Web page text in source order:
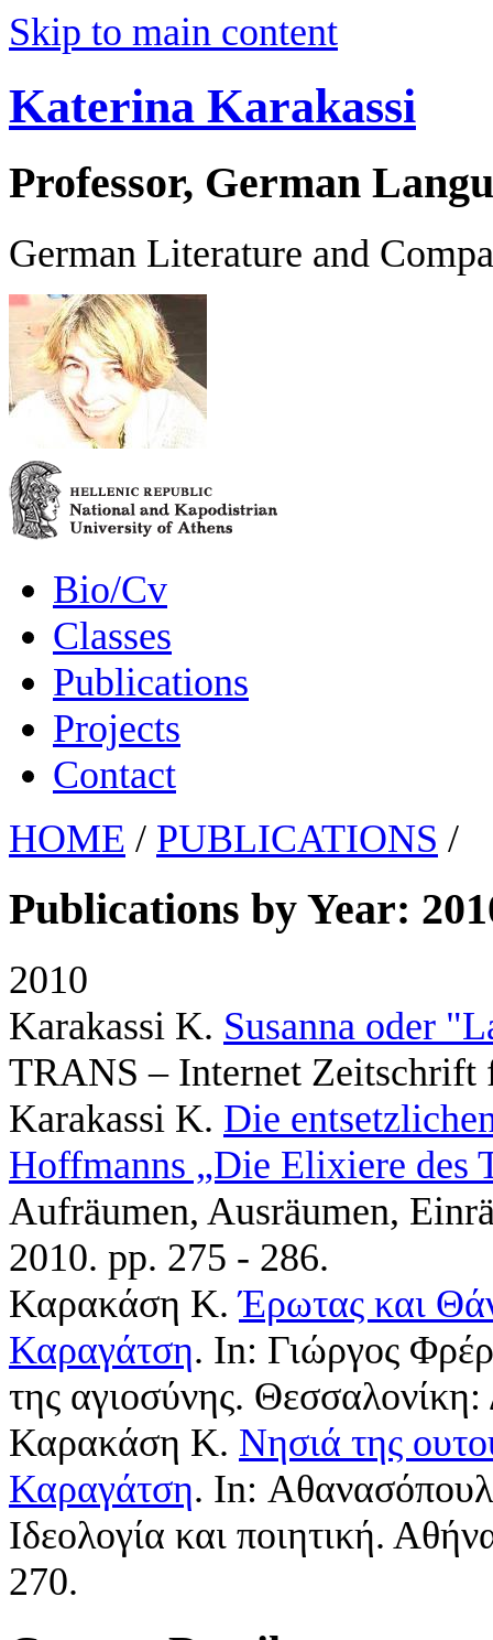
Skip to main content
Katerina Karakassi
Professor, German
German Literature and
Bio/Cv
Classes
Publications
Projects
Contact
HOME / PUBLICATIONS /
Publications by Year:
2010
Karakassi K. Susanna oder
TRANS – Internet Zeitschrift
Karakassi K. Die
Hoffmanns „Die Elixiere des
Aufräumen, Ausräumen,
2010. pp. 275 - 286.
Καρακάση Κ.Έρωτας και
Καραγάτση. In: Γιώργος
της αγιοσύνης.
Καρακάση Κ. Νησιά της
Καραγάτση. In:
Ιδεολογία και ποιητική.
270.